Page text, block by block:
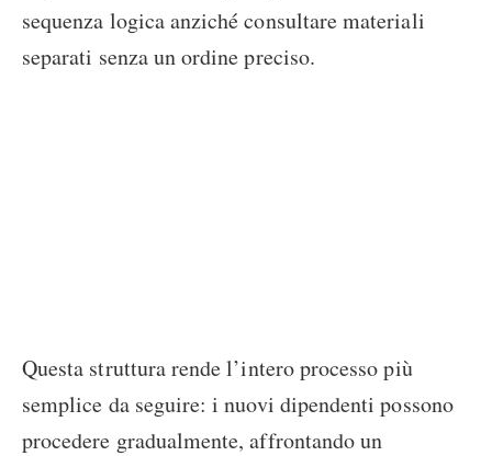
sequenza logica anziché consultare materiali
separati senza un ordine preciso.
Questa struttura rende l’intero processo più
semplice da seguire: i nuovi dipendenti possono
procedere gradualmente, affrontando un